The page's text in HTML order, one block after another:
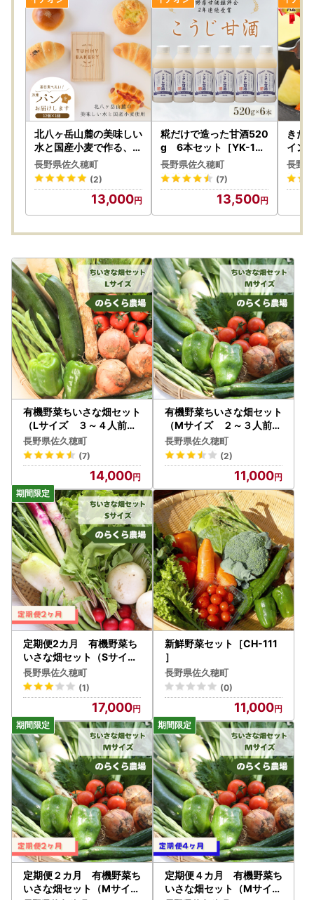
をいただいた対価ではなく別途の行為となるため、ふるさと
納税の返礼品は一時所得に該当します。
北八ヶ岳山麓の美味しい
水と国産小麦で作る、毎
日食べたいパンセット［
TB-102］
長野県佐久穂町
(2)
13,000
糀だけで造った甘酒520
g 6本セット［YK-106
］
長野県佐久穂町
(7)
13,500
きた
イン
チギ
04］
長野
有機野菜ちいさな畑セット
（Lサイズ ３～４人前）
有機野菜［NK-102］
長野県佐久穂町
(7)
14,000
有機野菜ちいさな畑セット
（Mサイズ ２～３人前）
［NK-101］
長野県佐久穂町
(2)
11,000
定期便2カ月 有機野菜ち
いさな畑セット（Sサイズ
１～２人前）（NK-T51
8）
長野県佐久穂町
(1)
17,000
新鮮野菜セット［CH-111
］
長野県佐久穂町
(0)
11,000
定期便２カ月 有機野菜ち
いさな畑セット（Mサイズ
定期便４カ月 有機野菜ち
いさな畑セット（Mサイズ